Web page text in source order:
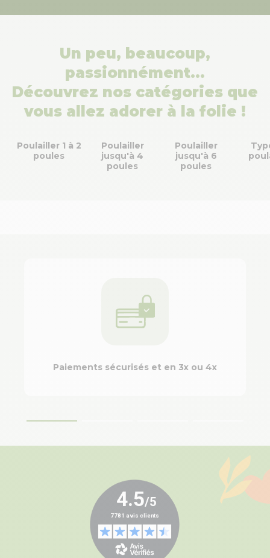
Un peu, beaucoup,
passionnément…
Découvrez nos catégories que
vous allez adorer à la folie !
Poulailler 1 à 2
poules
Poulailler
jusqu'à 4
poules
Poulailler
jusqu'à 6
poules
Paiements sécurisés et en 3x ou 4x